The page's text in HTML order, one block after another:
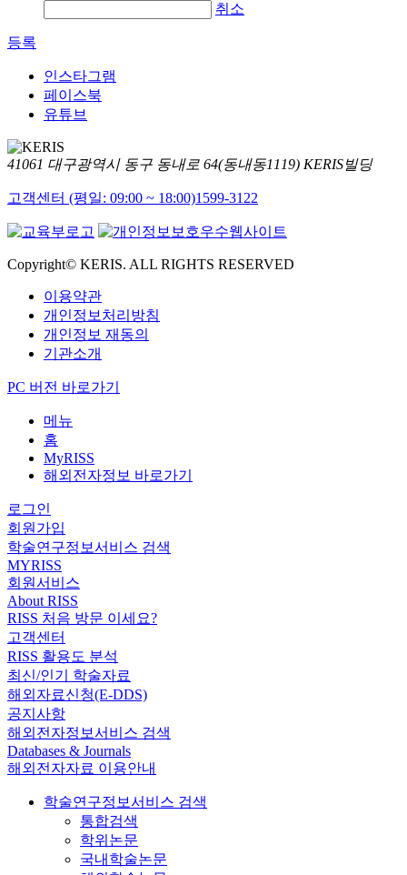
취소
등록
인스타그램
페이스북
유튜브
41061 대구광역시 동구 동내로 64(동내동1119) KERIS빌딩
고객센터 (평일: 09:00 ~ 18:00)1599-3122
Copyright© KERIS. ALL RIGHTS RESERVED
이용약관
개인정보처리방침
개인정보 재동의
기관소개
PC 버전 바로가기
메뉴
홈
MyRISS
해외전자정보 바로가기
로그인
회원가입
학술연구정보서비스 검색
MYRISS
회원서비스
About RISS
RISS 처음 방문 이세요?
고객센터
RISS 활용도 분석
최신/인기 학술자료
해외자료신청(E-DDS)
공지사항
해외전자정보서비스 검색
Databases & Journals
해외전자자료 이용안내
학술연구정보서비스 검색
통합검색
학위논문
국내학술논문